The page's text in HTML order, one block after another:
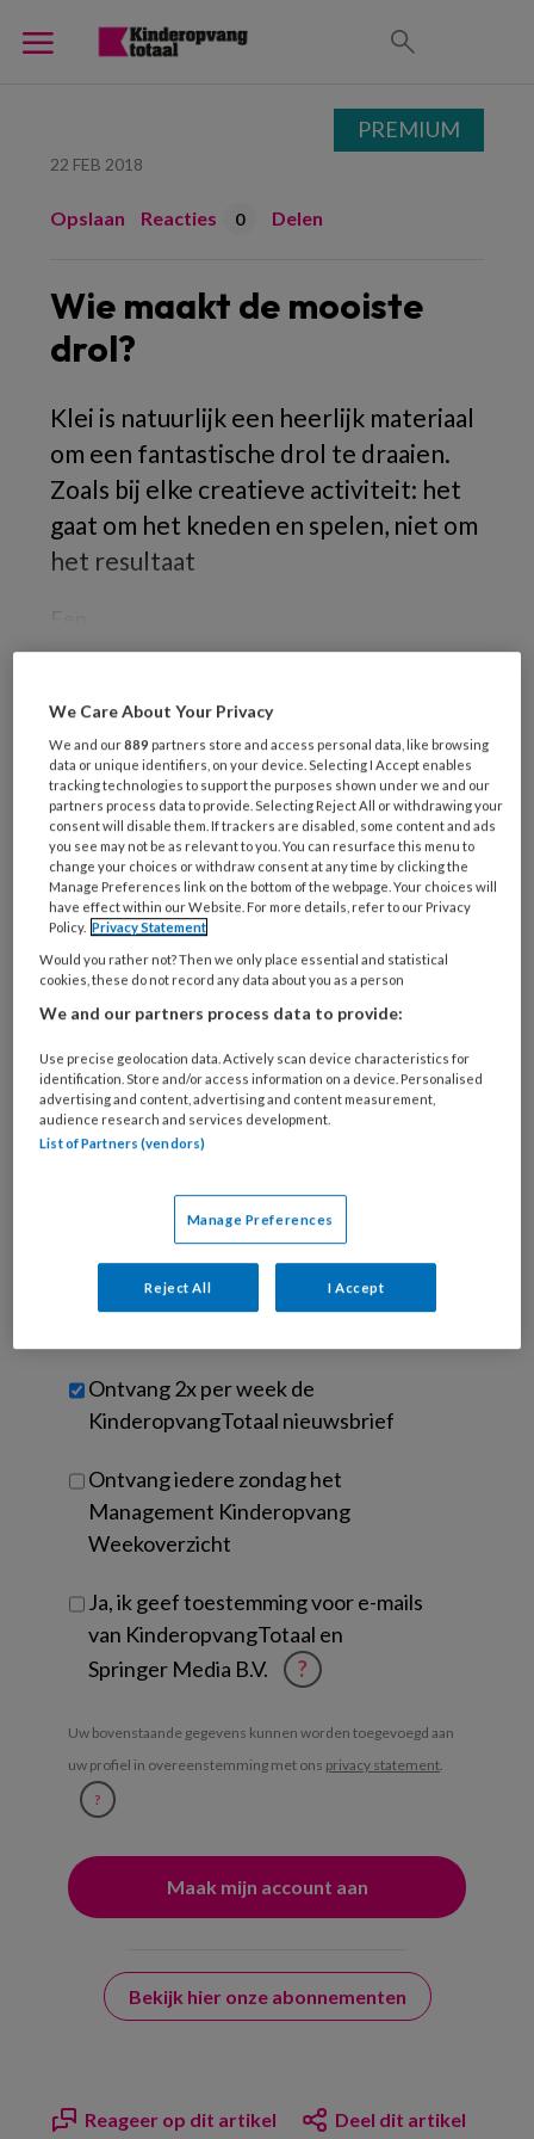
22 FEB 2018
Opslaan Reacties 0 Delen
Wie maakt de mooiste
drol?
Klei is natuurlijk een heerlijk materiaal
om een fantastische drol te draaien.
Zoals bij elke creatieve activiteit: het
gaat om het kneden en spelen, niet om
het resultaat
REGISTREREN
Wil je dit artikel lezen?
Maak gratis een account aan en lees 2
artikelen gratis per maand
Al een account of abonnement?
is
je
e-
mailadres?
* *
Kies
je
wachtwoord*
welke
je?
Untitled
Ontvang 2x per week de
KinderopvangTotaal nieuwsbrief
Ontvang iedere zondag het
Management Kinderopvang
Weekoverzicht
Ja, ik geef toestemming voor e-mails
van KinderopvangTotaal en
Springer Media B.V.
?
Uw bovenstaande gegevens kunnen worden toegevoegd aan
uw profiel in overeenstemming met ons privacy statement.
?
Bekijk hier onze abonnementen
PREMIUM
Reageer op dit artikel Deel dit artikel
We Care About Your Privacy
We and our889 partners store and access personal data, like browsing
data or unique identifiers, on your device. Selecting I Accept enables
tracking technologies to support the purposes shown under we and our
partners process data to provide. Selecting Reject All or withdrawing your
consent will disable them. If trackers are disabled, some content and ads
you see may not be as relevant to you. You can resurface this menu to
change your choices or withdraw consent at any time by clicking the
Manage Preferences link on the bottom of the webpage. Your choices will
have effect within our Website. For more details, refer to our Privacy
Policy. Privacy Statement
Would you rather not? Then we only place essential and statistical
cookies, these do not record any data about you as a person
We and our partners process data to provide:
Use precise geolocation data. Actively scan device characteristics for
identification. Store and/or access information on a device. Personalised
advertising and content, advertising and content measurement,
audience research and services development.
List of Partners (vendors)
Manage Preferences
Reject All I Accept